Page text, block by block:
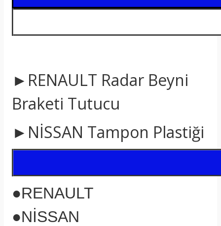
►RENAULT Radar Beyni
Braketi Tutucu
►NİSSAN Tampon Plastiği
●RENAULT
●NİSSAN